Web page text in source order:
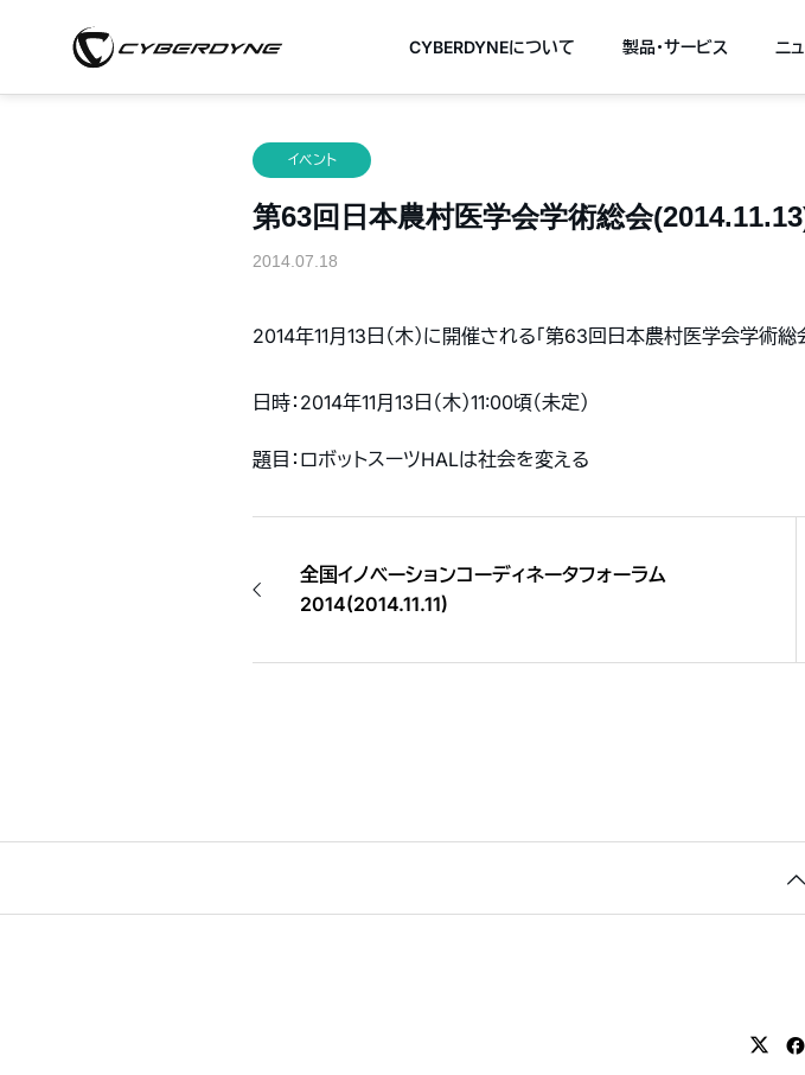
CYBERDYNEについて 製品・サービス ニ
イベント
第63回日本農村医学会学術総会
2014.07.18
2014年11月13日（木）に開催される「第63回日本農村医学会学術
日時：2014年11月13日（木）11:00頃（未定）
題目：ロボットスーツHALは社会を変える
全国イノベーションコーディネータフォーラム
2014(2014.11.11)